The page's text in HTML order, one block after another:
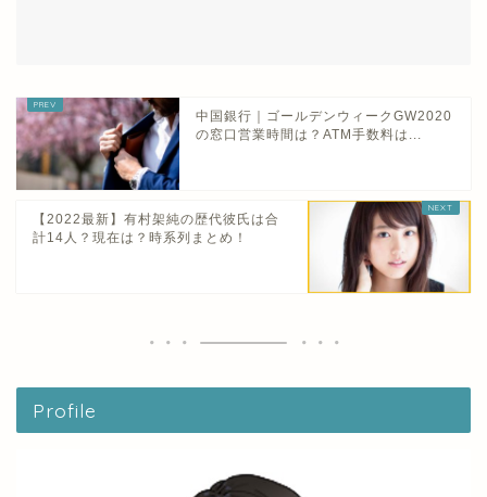
中国銀行｜ゴールデンウィークGW2020
の窓口営業時間は？ATM手数料は...
【2022最新】有村架純の歴代彼氏は合
計14人？現在は？時系列まとめ！
Profile